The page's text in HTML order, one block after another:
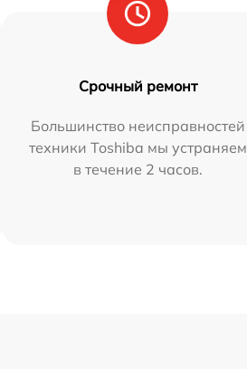
Срочный ремонт
Большинство неисправностей
техники Toshiba мы устраняем
в течение 2 часов.